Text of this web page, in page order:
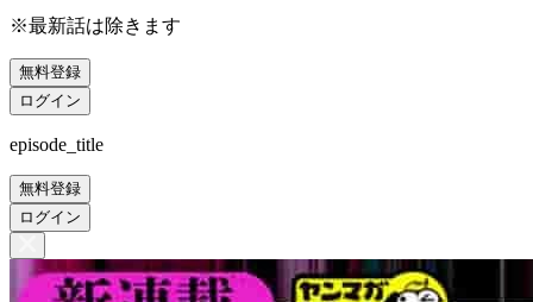
※最新話は除きます
無料登録
ログイン
episode_title
無料登録
ログイン